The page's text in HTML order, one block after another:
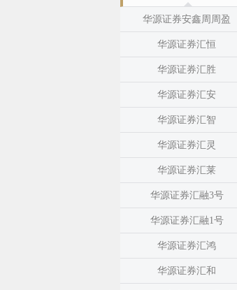
华源证券安鑫周周盈
华源证券汇恒
华源证券汇胜
华源证券汇安
华源证券汇智
华源证券汇灵
华源证券汇莱
华源证券汇融3号
华源证券汇融1号
华源证券汇鸿
华源证券汇和